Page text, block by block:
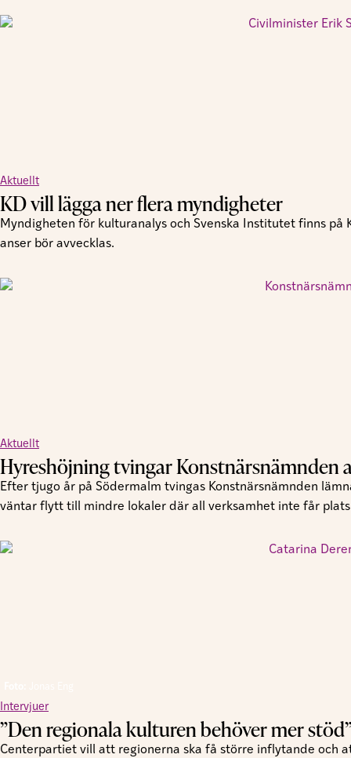
Aktuellt
KD vill lägga ner flera myndigheter
Myndigheten för kulturanalys och Svenska Institutet finns
anser bör avvecklas.
Aktuellt
Hyreshöjning tvingar Konstnärsnämnden
Efter tjugo år på Södermalm tvingas Konstnärsnämnden
väntar flytt till mindre lokaler där all verksamhet inte får
Intervjuer
”Den regionala kulturen behöver mer
Centerpartiet vill att regionerna ska få större inflytande och